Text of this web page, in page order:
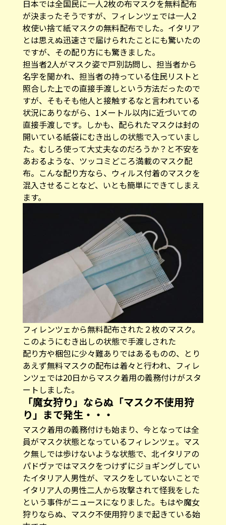
日本では全国民に一人2枚の布マスクを無料配布
が決まったそうですが、フィレンツェでは一人2
枚使い捨て紙マスクの無料配布でした。イタリア
とは思えぬ迅速さで届けられたことにも驚いたの
ですが、その配り方にも驚きました。
担当者2人がマスク姿で戸別訪問し、担当者から
名字を聞かれ、担当者の持っている住民リストと
照合した上での直接手渡しという方法だったので
すが、そもそも他人と接触するなと言われている
状況にありながら、1メートル以内に近づいての
直接手渡しです。しかも、配られたマスクは封の
開いている紙袋にむき出しの状態で入っていまし
た。むしろ使って大丈夫なのだろうか？と不安を
あおるような、ツッコミどころ満載のマスク配
布。こんな配り方なら、ウィルス付着のマスクを
混入させることなど、いとも簡単にできてしまえ
ます。
フィレンツェから無料配布された２枚のマスク。
このようにむき出しの状態で手渡しされた
配り方や梱包に少々難ありではあるものの、とり
あえず無料マスクの配布は着々と行われ、フィレ
ンツェでは20日からマスク着用の義務付けがスタ
ートしました。
「魔女狩り」ならぬ「マスク不使用狩
り」まで発生・・・
マスク着用の義務付けも始まり、今となっては全
員がマスク状態となっているフィレンツェ。マス
ク無しでは歩けないような状態で、北イタリアの
パドヴァではマスクをつけずにジョギングしてい
たイタリア人男性が、マスクをしていないことで
イタリア人の男性二人から攻撃されて怪我をした
という事件がニュースになりました。もはや魔女
狩りならぬ、マスク不使用狩りまで起きている始